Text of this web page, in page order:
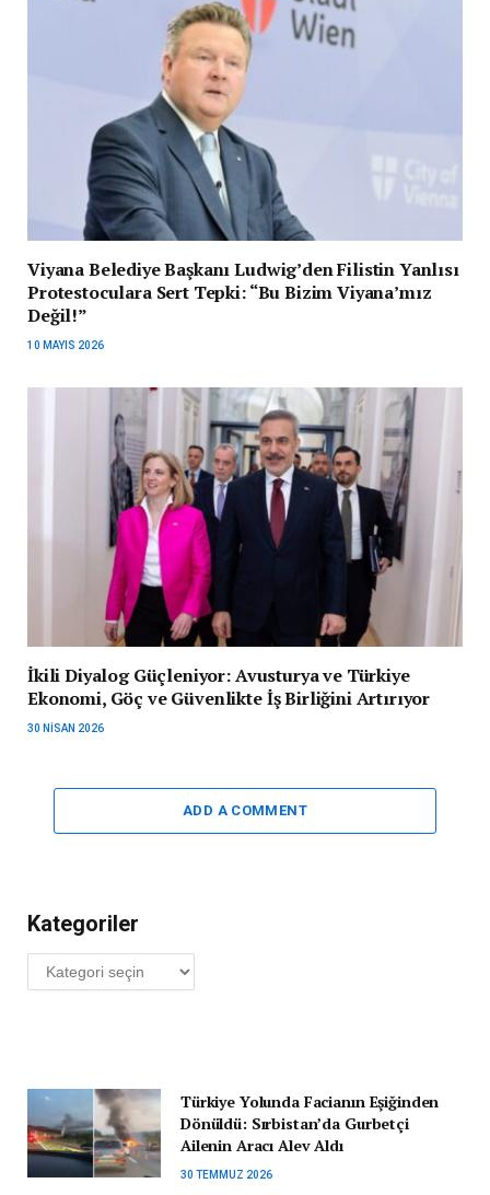
Viyana Belediye Başkanı Ludwig’den Filistin Yanlısı
Protestoculara Sert Tepki: “Bu Bizim Viyana’mız
Değil!”
10 MAYIS 2026
İkili Diyalog Güçleniyor: Avusturya ve Türkiye
Ekonomi, Göç ve Güvenlikte İş Birliğini Artırıyor
30 NISAN 2026
ADD A COMMENT
Kategoriler
Kategoriler
Türkiye Yolunda Facianın Eşiğinden
Dönüldü: Sırbistan’da Gurbetçi
Ailenin Aracı Alev Aldı
30 TEMMUZ 2026